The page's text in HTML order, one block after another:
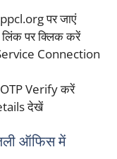
पर जाएं
पर क्लिक करें
Connection
Verify करें
देखें
ऑफिस में